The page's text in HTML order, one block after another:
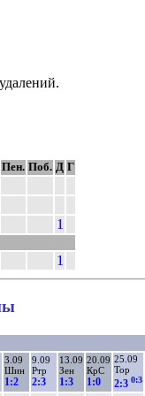
Пен. Поб. Д Г
1
1
3.09
Шин
1:2
9.09
Ртр
2:3
13.09
Зен
1:3
20.09
КрС
1:0
25.09
Тор
2:3 0:3